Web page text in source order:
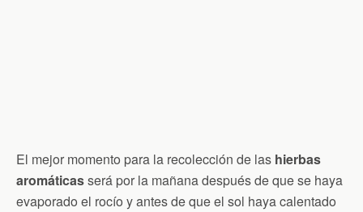
El mejor momento para la recolección de las hierbas
aromáticasserá por la mañana después de que se haya
evaporado el rocío y antes de que el sol haya calentado